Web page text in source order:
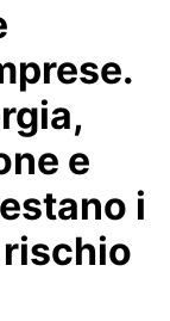
e
i